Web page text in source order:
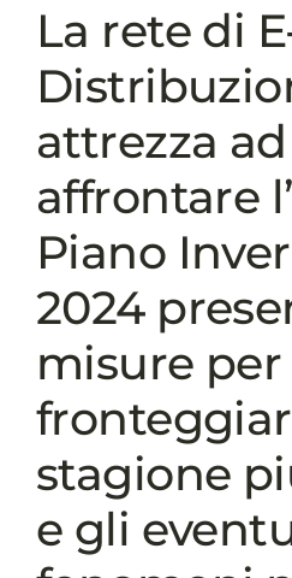
La rete di
attrezza ad
affrontare
Piano
2024
misure per
stagione
e gli